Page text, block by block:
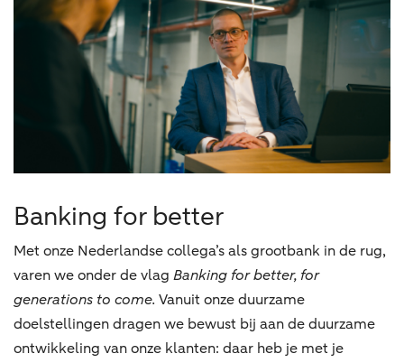
Banking for better
Met onze Nederlandse collega’s als grootbank in de rug,
varen we onder de vlag Banking for better, for
generations to come. Vanuit onze duurzame
doelstellingen dragen we bewust bij aan de duurzame
ontwikkeling van onze klanten: daar heb je met je